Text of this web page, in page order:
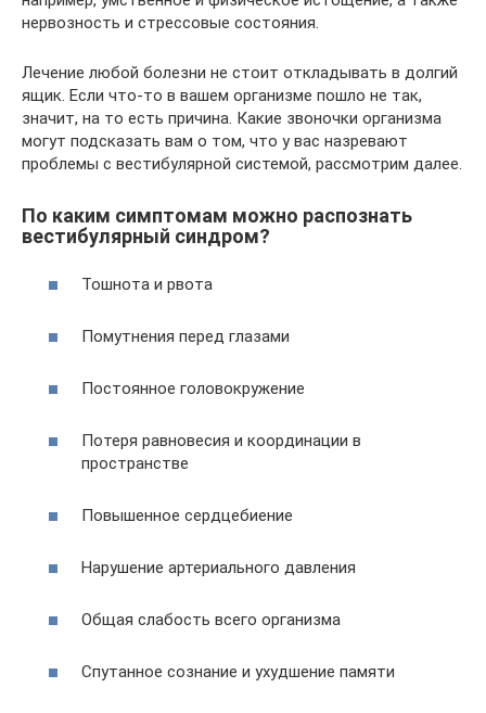
нервозность и стрессовые состояния.
Лечение любой болезни не стоит откладывать в долгий
ящик. Если что-то в вашем организме пошло не так,
значит, на то есть причина. Какие звоночки организма
могут подсказать вам о том, что у вас назревают
проблемы с вестибулярной системой, рассмотрим далее.
По каким симптомам можно распознать
вестибулярный синдром?
Тошнота и рвота
Помутнения перед глазами
Постоянное головокружение
Потеря равновесия и координации в
пространстве
Повышенное сердцебиение
Нарушение артериального давления
Общая слабость всего организма
Спутанное сознание и ухудшение памяти